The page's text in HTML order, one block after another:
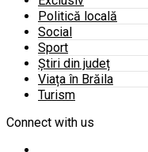
Politică locală
Social
Sport
Știri din județ
Viața în Brăila
Turism
Connect with us